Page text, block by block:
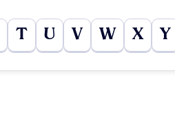
T U V W X Y